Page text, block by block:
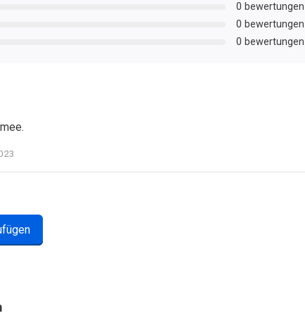
0 bewertungen
0 bewertungen
0 bewertungen